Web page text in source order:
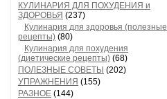
КУЛИНАРИЯ ДЛЯ ПОХУДЕНИЯ и
ЗДОРОВЬЯ (237)
Кулинария для здоровья (полезные
рецепты) (80)
Кулинария для похудения
(диетические рецепты) (68)
ПОЛЕЗНЫЕ СОВЕТЫ (202)
УПРАЖНЕНИЯ (155)
РАЗНОЕ (144)